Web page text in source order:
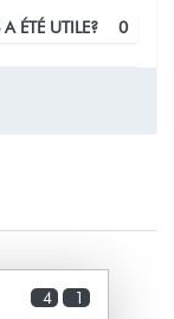
ÉTÉ UTILE? 0
4 1